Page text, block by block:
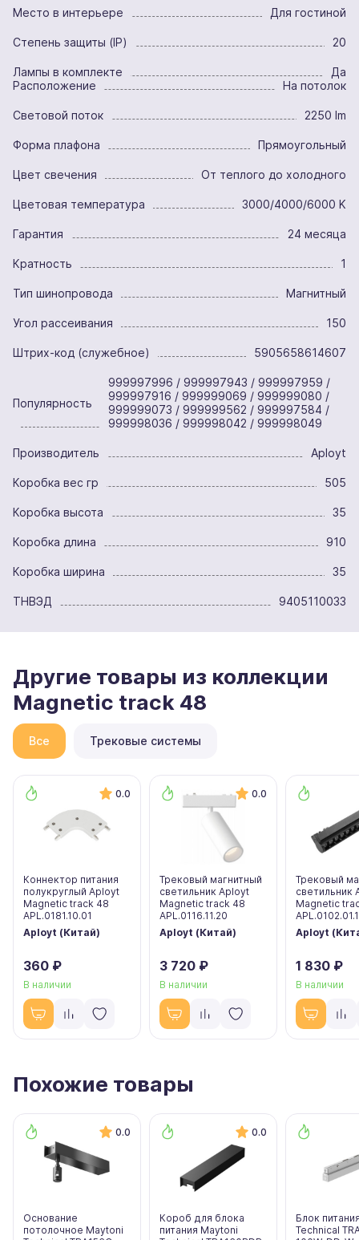
Место в интерьере Для гостиной
Степень защиты (IP) 20
Лампы в комплекте
Да
Расположение
На потолок
Световой поток 2250 lm
Форма плафона Прямоугольный
Цвет свечения От теплого до холодного
Цветовая температура 3000/4000/6000 K
Гарантия 24 месяца
Кратность 1
Тип шинопровода Магнитный
Угол рассеивания 150
Штрих-код (служебное) 5905658614607
Популярность
999997996 / 999997943 / 999997959 /
999997916 / 999999069 / 999999080 /
999999073 / 999999562 / 999997584 /
999998036 / 999998042 / 999998049
Производитель Aployt
Коробка вес гр 505
Коробка высота 35
Коробка длина 910
Коробка ширина 35
ТНВЭД 9405110033
Другие товары из коллекции
Magnetic track 48
Все Трековые системы
0.0
Коннектор питания
полукруглый Aployt
Magnetic track 48
APL.0181.10.01
Aployt (Китай)
360 ₽
В наличии
0.0
Трековый магнитный
светильник Aployt
Magnetic track 48
APL.0116.11.20
Aployt (Китай)
3 720 ₽
В наличии
Трековый
светильник
Magnetic
Aployt
1 830 ₽
В наличии
Похожие товары
0.0
Основание
потолочное Maytoni
0.0
Короб для блока
питания Maytoni
Блок
Technical